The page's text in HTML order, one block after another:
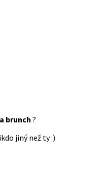
brunch ?
jiný než ty :)